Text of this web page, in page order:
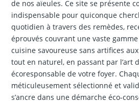
de nos aïeules. Ce site se présente
indispensable pour quiconque
quotidien à travers des remèdes,
éprouvés couvrant une vaste
cuisine savoureuse sans artifices
tout en naturel, en passant par l’art
écoresponsable de votre foyer.
méticuleusement sélectionné et
s’ancre dans une démarche éco-